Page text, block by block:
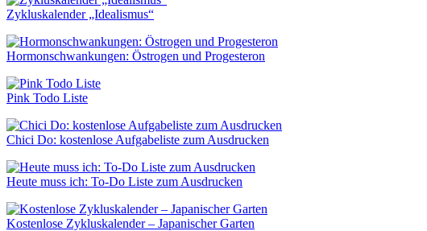
Zykluskalender „Idealismus“
Hormonschwankungen: Östrogen und Progesteron
Pink Todo Liste
Chici Do: kostenlose Aufgabeliste zum Ausdrucken
Heute muss ich: To-Do Liste zum Ausdrucken
Kostenlose Zykluskalender – Japanischer Garten